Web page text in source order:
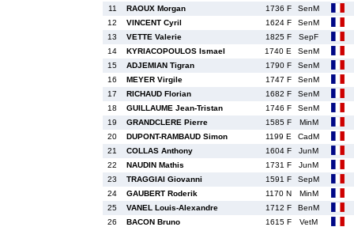
11
RAOUX Morgan 1736 F
SenM
12
VINCENT Cyril 1624 F
SenM
13
VETTE Valerie 1825 F
SepF
14
KYRIACOPOULOS Ismael 1740 E
SenM
15
ADJEMIAN Tigran 1790 F
SenM
16
MEYER Virgile 1747 F
SenM
17
RICHAUD Florian 1682 F
SenM
18
GUILLAUME Jean-Tristan 1746 F
SenM
19
GRANDCLERE Pierre 1585 F
MinM
20
DUPONT-RAMBAUD Simon 1199 E
CadM
21
COLLAS Anthony 1604 F
JunM
22
NAUDIN Mathis 1731 F
JunM
23
TRAGGIAI Giovanni 1591 F
SepM
24
GAUBERT Roderik 1170 N
MinM
25
VANEL Louis-Alexandre 1712 F
BenM
26
BACON Bruno 1615 F
VetM